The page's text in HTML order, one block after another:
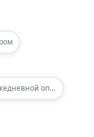
Курьером с ежедневной оплатой